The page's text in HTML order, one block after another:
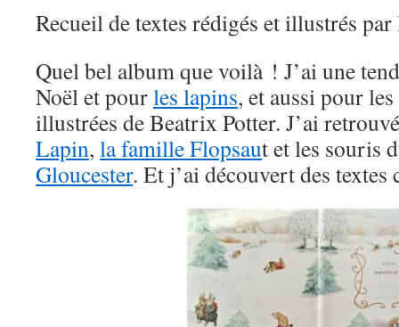
Recueil de textes rédigés et illustrés
Quel bel album que voilà ! J’ai une
Noël et pourles lapins, et aussi pour
illustrées de Beatrix Potter. J’ai
Lapin, la famille Flopsaut et les souris
Gloucester. Et j’ai découvert des textes